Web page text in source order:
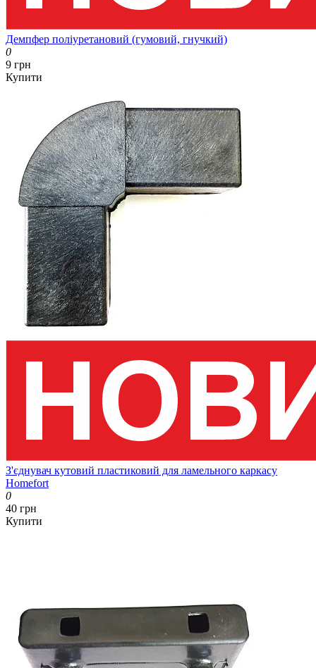
Демпфер поліуретановий (гумовий, гнучкий)
0
9 грн
Купити
З'єднувач кутовий пластиковий для ламельного каркасу
Homefort
0
40 грн
Купити